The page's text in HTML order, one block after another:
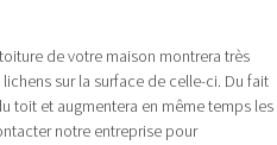
de votre maison montrera très
sur la surface de celle-ci. Du fait
toit et augmentera en même temps les
notre entreprise pour